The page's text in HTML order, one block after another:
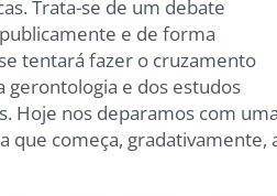
Trata-se de um debate
e de forma
tentará fazer o cruzamento
gerontologia e dos estudos
Hoje nos deparamos com uma
que começa,